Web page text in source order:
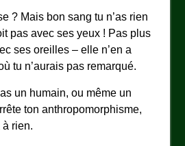
? Mais bon sang tu n’as rien
pas avec ses yeux ! Pas plus
ses oreilles – elle n’en a
tu n’aurais pas remarqué.
un humain, ou même un
ton anthropomorphisme,
rien.